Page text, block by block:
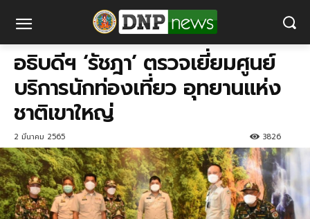
อธิบดี​ฯ ‘รัชฎา’ ตรวจเยี่ยมศูนย์​
บริการ​นัก​ท่องเที่ยว​ อุทยานแห่ง
ชาติเขา​ใหญ่​
2 มีนาคม 2565 3826